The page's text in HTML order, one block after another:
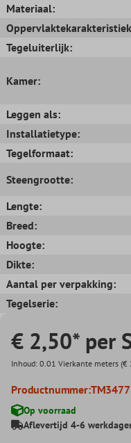
Materiaal:
Tegeluiterlijk:
Kamer:
Leggen als:
Installatietype:
Tegelformaat:
Steengrootte:
Lengte:
Breed:
Hoogte:
Dikte:
Aantal per verpakking:
Tegelserie:
€ 2,50* per
Inhoud: 0.01 Vierkante meters (€
Productnummer:
Op voorraad
Aflevertijd 4-6